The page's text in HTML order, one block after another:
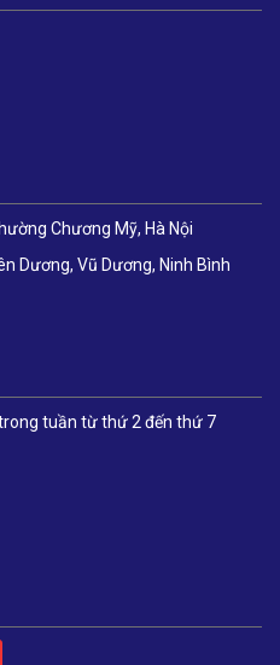
Chương Mỹ, Hà Nội
Dương, Vũ Dương, Ninh Bình
tuần từ thứ 2 đến thứ 7